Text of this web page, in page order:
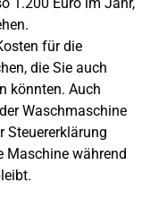
für die
die Sie auch
könnten. Auch
Waschmaschine
Steuererklärung
Maschine während